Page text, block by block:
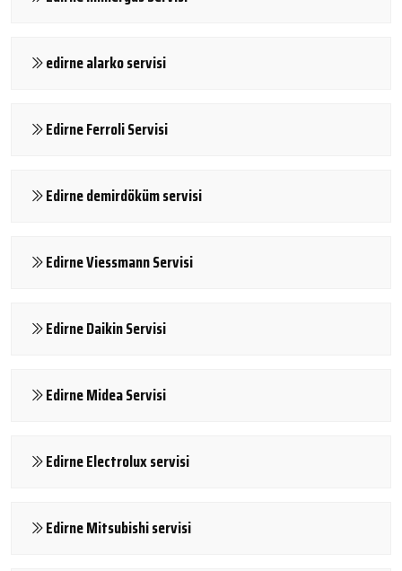
edirne alarko servisi
Edirne Ferroli Servisi
Edirne demirdöküm servisi
Edirne Viessmann Servisi
Edirne Daikin Servisi
Edirne Midea Servisi
Edirne Electrolux servisi
Edirne Mitsubishi servisi